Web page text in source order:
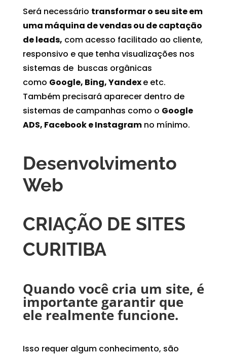
Será necessário transformar o seu site em
uma máquina de vendas ou de captação
de leads, com acesso facilitado ao cliente,
responsivo e que tenha visualizações nos
sistemas de buscas orgânicas
como Google, Bing, Yandexe etc.
Também precisará aparecer dentro de
sistemas de campanhas como o Google
ADS, Facebook e Instagram no mínimo.
Desenvolvimento
Web
CRIAÇÃO DE SITES
CURITIBA
Quando você cria um site, é
importante garantir que
ele realmente funcione.
Isso requer algum conhecimento, são